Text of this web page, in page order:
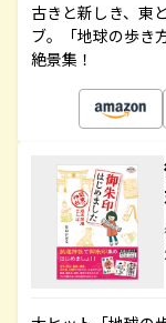
古きと新しき、東
ブ。「地球の歩き
絶景集！